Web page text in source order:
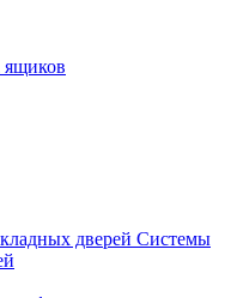
ящиков
Системы